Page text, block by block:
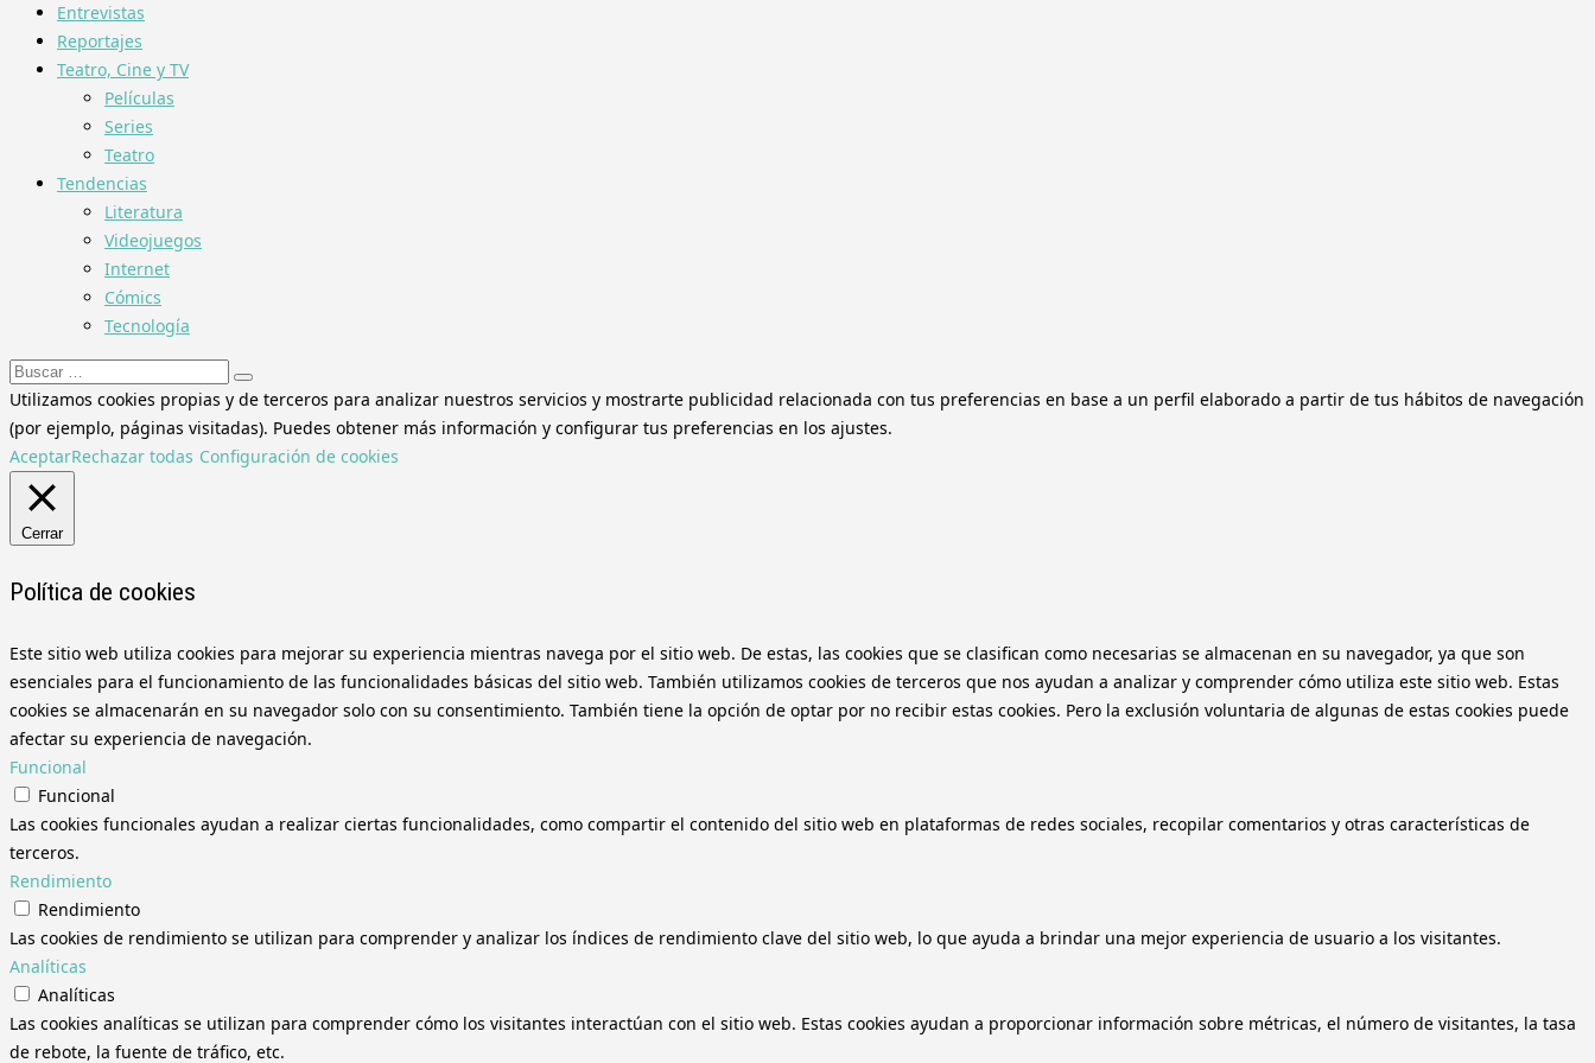
Entrevistas
Reportajes
Teatro, Cine y TV
Películas
Series
Teatro
Tendencias
Literatura
Videojuegos
Internet
Cómics
Tecnología
Buscar:
Utilizamos cookies propias y de terceros para analizar nuestros servicios y mostrarte publicidad relacionada con tus preferencias en base a un perfil elaborado a partir de tus hábitos de navegación
(por ejemplo, páginas visitadas). Puedes obtener más información y configurar tus preferencias en los ajustes.
AceptarRechazar todas Configuración de cookies
Cerrar
Política de cookies
Este sitio web utiliza cookies para mejorar su experiencia mientras navega por el sitio web. De estas, las cookies que se clasifican como necesarias se almacenan en su navegador, ya que son
esenciales para el funcionamiento de las funcionalidades básicas del sitio web. También utilizamos cookies de terceros que nos ayudan a analizar y comprender cómo utiliza este sitio web. Estas
cookies se almacenarán en su navegador solo con su consentimiento. También tiene la opción de optar por no recibir estas cookies. Pero la exclusión voluntaria de algunas de estas cookies puede
afectar su experiencia de navegación.
Funcional
Funcional
Las cookies funcionales ayudan a realizar ciertas funcionalidades, como compartir el contenido del sitio web en plataformas de redes sociales, recopilar comentarios y otras características de
terceros.
Rendimiento
Rendimiento
Las cookies de rendimiento se utilizan para comprender y analizar los índices de rendimiento clave del sitio web, lo que ayuda a brindar una mejor experiencia de usuario a los visitantes.
Analíticas
Analíticas
Las cookies analíticas se utilizan para comprender cómo los visitantes interactúan con el sitio web. Estas cookies ayudan a proporcionar información sobre métricas, el número de visitantes, la tasa
de rebote, la fuente de tráfico, etc.